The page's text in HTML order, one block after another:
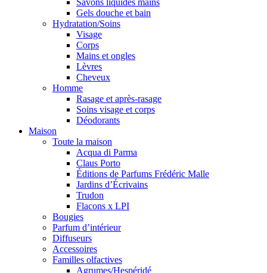
Savons liquides mains
Gels douche et bain
Hydratation/Soins
Visage
Corps
Mains et ongles
Lèvres
Cheveux
Homme
Rasage et après-rasage
Soins visage et corps
Déodorants
Maison
Toute la maison
Acqua di Parma
Claus Porto
Éditions de Parfums Frédéric Malle
Jardins d’Écrivains
Trudon
Flacons x LPI
Bougies
Parfum d’intérieur
Diffuseurs
Accessoires
Familles olfactives
Agrumes/Hespéridé